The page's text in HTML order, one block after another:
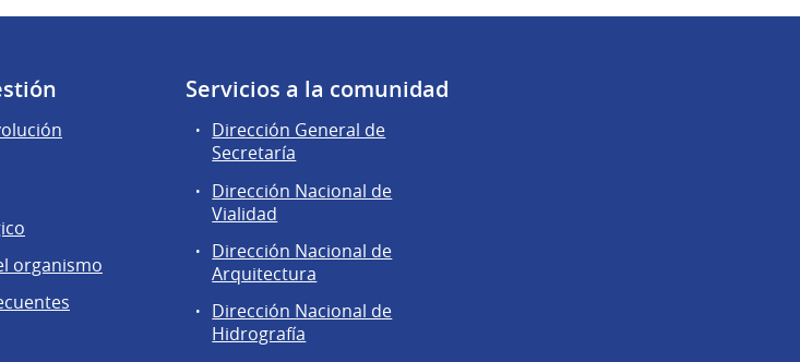
organismo
Servicios a la comunidad
Dirección General de
Secretaría
Dirección Nacional de
Vialidad
Dirección Nacional de
Arquitectura
Dirección Nacional de
Hidrografía